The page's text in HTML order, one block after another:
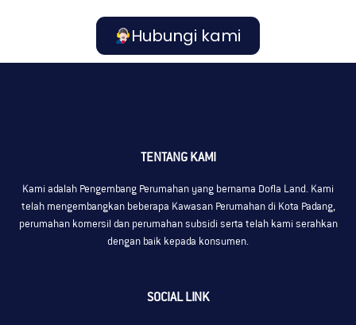
Hubungi kami
TENTANG KAMI
Kami adalah Pengembang Perumahan yang bernama Dofla Land. Kami
telah mengembangkan beberapa Kawasan Perumahan di Kota Padang,
perumahan komersil dan perumahan subsidi serta telah kami serahkan
dengan baik kepada konsumen.
SOCIAL LINK